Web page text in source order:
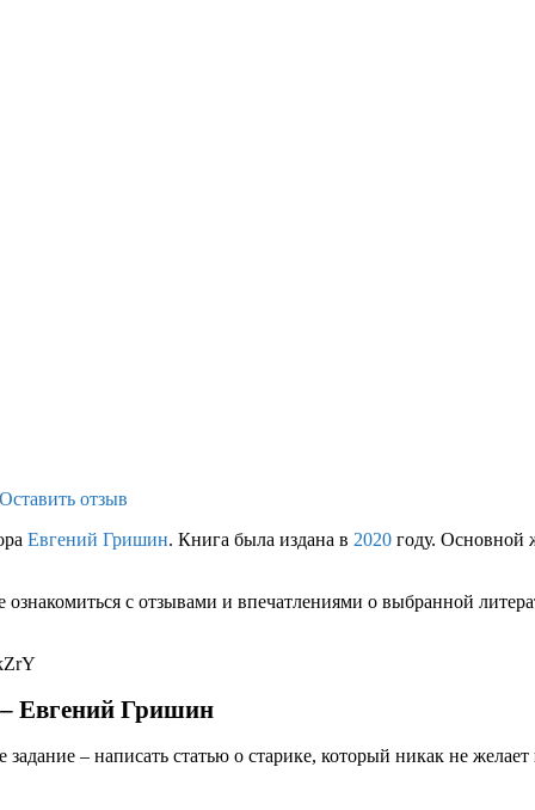
Оставить отзыв
Евгений Гришин. Книга была издана в 2020 году. Основной
с отзывами и впечатлениями о выбранной
Евгений Гришин
– написать статью о старике, который никак не